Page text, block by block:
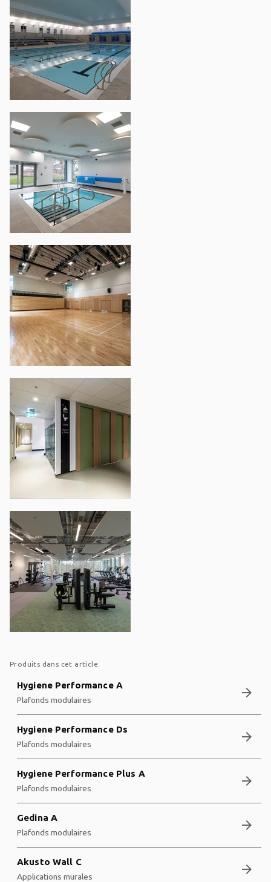
Produits dans cet article:
Hygiene Performance A
Plafonds modulaires arrow_forward
Hygiene Performance Ds
Plafonds modulaires arrow_forward
Hygiene Performance Plus A
Plafonds modulaires arrow_forward
Gedina A
Plafonds modulaires arrow_forward
Akusto Wall C
Applications murales arrow_forward